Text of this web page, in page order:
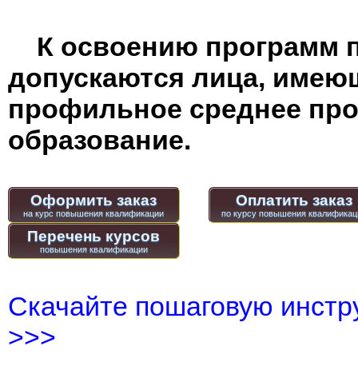
К освоению программ
допускаются лица,
профильное среднее
образование.
Оформить заказ Оплатить заказ
Перечень курсов
повышения квалификации
Скачайте пошаговую
>>>